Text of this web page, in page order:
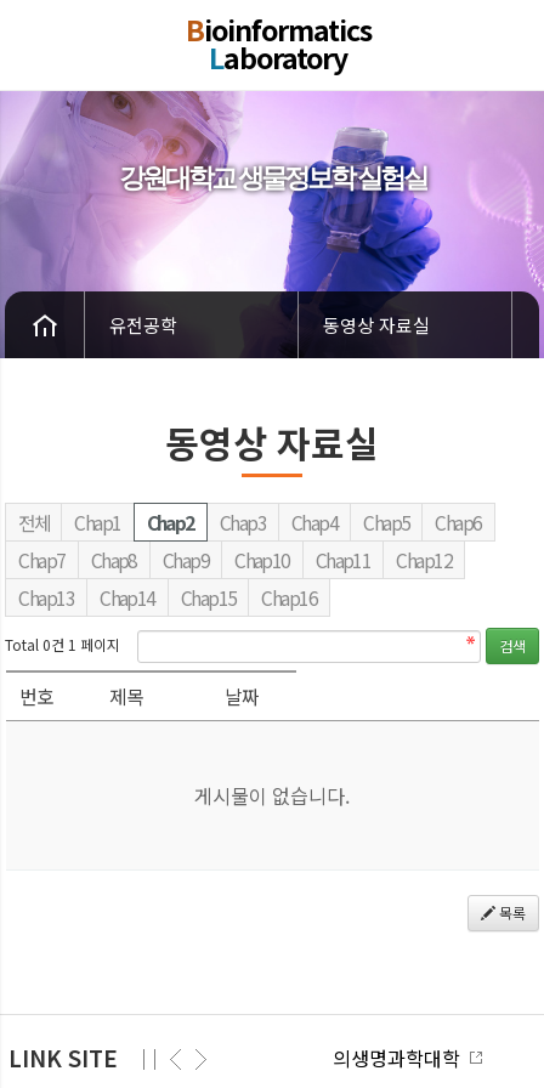
Bioinformatics
Laboratory
강원대학교 생물정보학 실험실
유전공학 동영상 자료실
동영상 자료실
전체 Chap1 Chap2 Chap3 Chap4 Chap5
Chap6
Chap7
Chap8 Chap9 Chap10 Chap11
Chap12
Chap13
Chap14 Chap15 Chap16
Total 0건 1 페이지
번호 제목 날짜
게시물이 없습니다.
목록
LINK SITE
산학협력단 의생명과학대학